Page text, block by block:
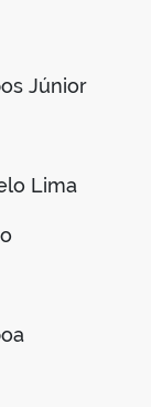
Júnior
Lima